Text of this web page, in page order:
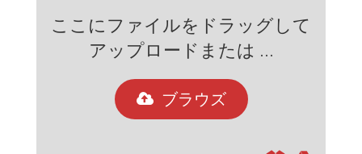
ここにファイルをドラッグして
アップロードまたは ...
ブラウズ